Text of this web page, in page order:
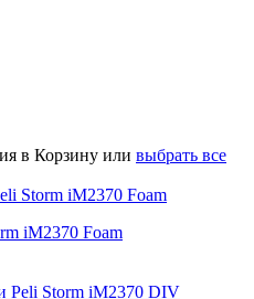
в Корзину или выбрать все
iM2370 Foam